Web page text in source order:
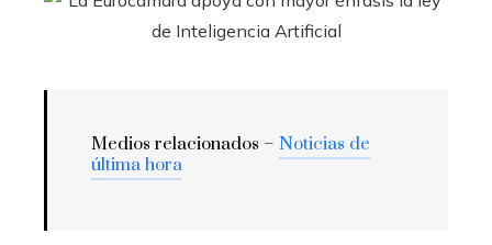
Medios relacionados – Noticias de
última hora